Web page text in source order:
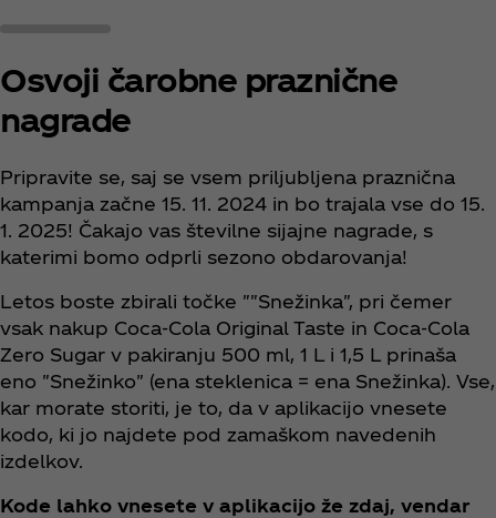
Osvoji čarobne praznične
nagrade
Pripravite se, saj se vsem priljubljena praznična
kampanja začne 15. 11. 2024 in bo trajala vse do 15.
1. 2025! Čakajo vas številne sijajne nagrade, s
katerimi bomo odprli sezono obdarovanja!
Letos boste zbirali točke ""Snežinka", pri čemer
vsak nakup Coca‑Cola Original Taste in Coca‑Cola
Zero Sugar v pakiranju 500 ml, 1 L i 1,5 L prinaša
eno "Snežinko" (ena steklenica = ena Snežinka). Vse,
kar morate storiti, je to, da v aplikacijo vnesete
kodo, ki jo najdete pod zamaškom navedenih
izdelkov.
Kode lahko vnesete v aplikacijo že zdaj, vendar